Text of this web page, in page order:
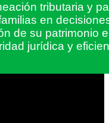
tributaria y
en
de su patrimonio
jurídica y